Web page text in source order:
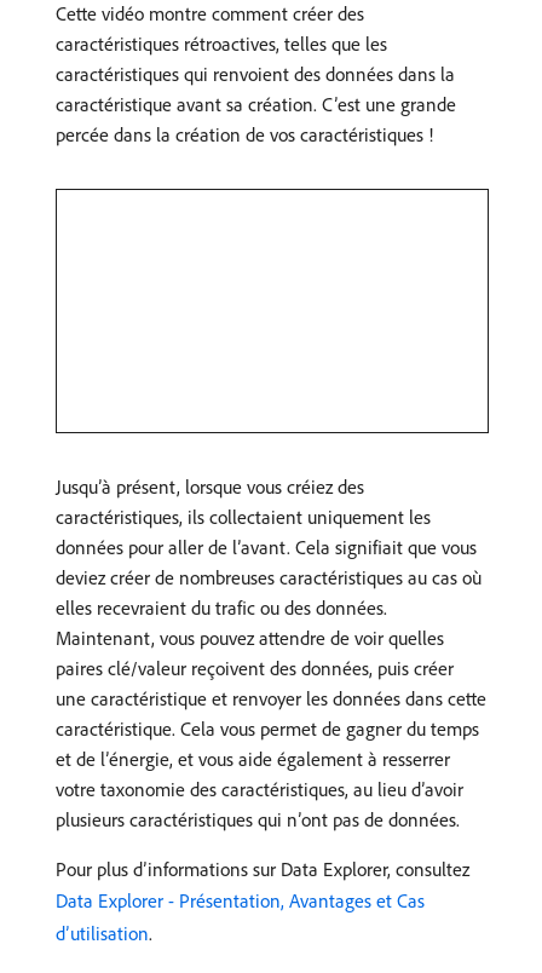
Cette vidéo montre comment créer des
caractéristiques rétroactives, telles que les
caractéristiques qui renvoient des données dans la
caractéristique avant sa création. C’est une grande
percée dans la création de vos caractéristiques !
Jusqu’à présent, lorsque vous créiez des
caractéristiques, ils collectaient uniquement les
données pour aller de l’avant. Cela signifiait que vous
deviez créer de nombreuses caractéristiques au cas où
elles recevraient du trafic ou des données.
Maintenant, vous pouvez attendre de voir quelles
paires clé/valeur reçoivent des données, puis créer
une caractéristique et renvoyer les données dans cette
caractéristique. Cela vous permet de gagner du temps
et de l’énergie, et vous aide également à resserrer
votre taxonomie des caractéristiques, au lieu d’avoir
plusieurs caractéristiques qui n’ont pas de données.
Pour plus d’informations sur Data Explorer, consultez
Data Explorer - Présentation, Avantages et Cas
d’utilisation.